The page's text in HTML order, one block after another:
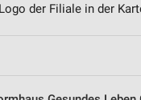
der Filiale in der